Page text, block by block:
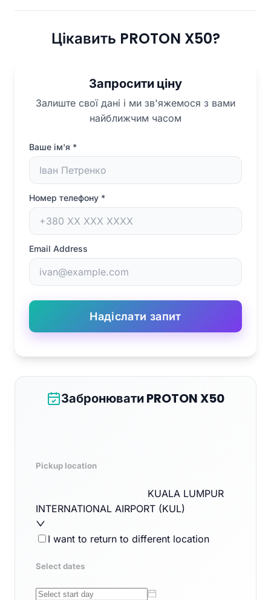
Цікавить PROTON X50?
Запросити ціну
Залиште свої дані і ми зв'яжемося з вами
найближчим часом
Ваше ім'я *
Номер телефону *
Email Address
Надіслати запит
Забронювати PROTON X50